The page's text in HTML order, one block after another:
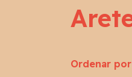
Ordenar por